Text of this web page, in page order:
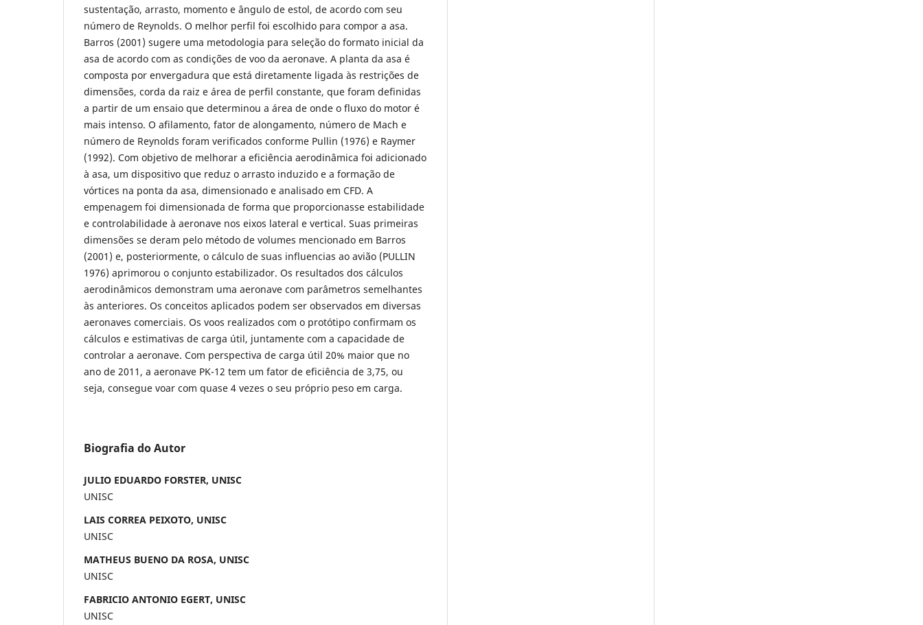
sustentação, arrasto, momento e ângulo de estol, de acordo com seu
número de Reynolds. O melhor perfil foi escolhido para compor a asa.
Barros (2001) sugere uma metodologia para seleção do formato inicial da
asa de acordo com as condições de voo da aeronave. A planta da asa é
composta por envergadura que está diretamente ligada às restrições de
dimensões, corda da raiz e área de perfil constante, que foram definidas
a partir de um ensaio que determinou a área de onde o fluxo do motor é
mais intenso. O afilamento, fator de alongamento, número de Mach e
número de Reynolds foram verificados conforme Pullin (1976) e Raymer
(1992). Com objetivo de melhorar a eficiência aerodinâmica foi adicionado
à asa, um dispositivo que reduz o arrasto induzido e a formação de
vórtices na ponta da asa, dimensionado e analisado em CFD. A
empenagem foi dimensionada de forma que proporcionasse estabilidade
e controlabilidade à aeronave nos eixos lateral e vertical. Suas primeiras
dimensões se deram pelo método de volumes mencionado em Barros
(2001) e, posteriormente, o cálculo de suas influencias ao avião (PULLIN
1976) aprimorou o conjunto estabilizador. Os resultados dos cálculos
aerodinâmicos demonstram uma aeronave com parâmetros semelhantes
às anteriores. Os conceitos aplicados podem ser observados em diversas
aeronaves comerciais. Os voos realizados com o protótipo confirmam os
cálculos e estimativas de carga útil, juntamente com a capacidade de
controlar a aeronave. Com perspectiva de carga útil 20% maior que no
ano de 2011, a aeronave PK-12 tem um fator de eficiência de 3,75, ou
seja, consegue voar com quase 4 vezes o seu próprio peso em carga.
Biografia do Autor
JULIO EDUARDO FORSTER, UNISC
UNISC
LAIS CORREA PEIXOTO, UNISC
UNISC
MATHEUS BUENO DA ROSA, UNISC
UNISC
FABRICIO ANTONIO EGERT, UNISC
UNISC